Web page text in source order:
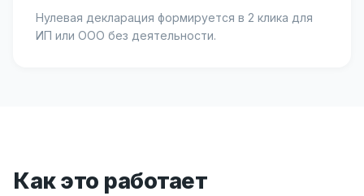
Нулевая декларация формируется в 2 клика для
ИП или ООО без деятельности.
Как это работает